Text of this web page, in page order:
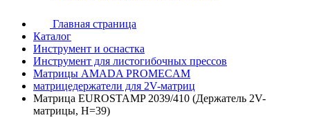
Главная страница
Каталог
Инструмент и оснастка
Инструмент для листогибочных прессов
Матрицы AMADA PROMECAM
матрицедержатели для 2V-матриц
Матрица EUROSTAMP 2039/410 (Держатель 2V-
матрицы, H=39)